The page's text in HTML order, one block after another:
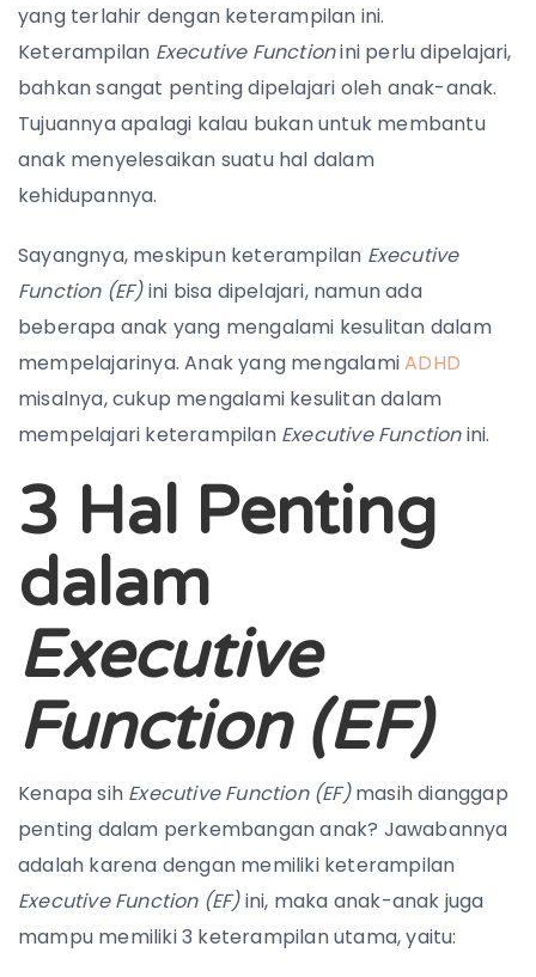
yang terlahir dengan keterampilan ini.
Keterampilan Executive Functionini perlu dipelajari,
bahkan sangat penting dipelajari oleh anak-anak.
Tujuannya apalagi kalau bukan untuk membantu
anak menyelesaikan suatu hal dalam
kehidupannya.
Sayangnya, meskipun keterampilan Executive
Function (EF)ini bisa dipelajari, namun ada
beberapa anak yang mengalami kesulitan dalam
mempelajarinya.Anak yang mengalamiADHD
misalnya, cukup mengalami kesulitan dalam
mempelajari keterampilan Executive Functionini.
3 Hal Penting
dalam
Executive
Function (EF)
Kenapa sih Executive Function (EF)masih dianggap
penting dalam perkembangan anak? Jawabannya
adalah karena dengan memiliki keterampilan
Executive Function (EF)ini, maka anak-anak juga
mampu memiliki 3 keterampilan utama, yaitu: